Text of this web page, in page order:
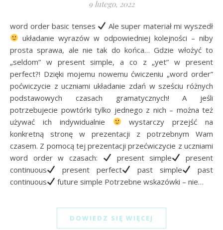
9 lutego, 2022
word order basic tenses
Ale super materiał mi wyszedł
układanie wyrazów w odpowiedniej kolejności – niby
prosta sprawa, ale nie tak do końca… Gdzie włożyć to
„seldom” w present simple, a co z „yet” w present
perfect?! Dzięki mojemu nowemu ćwiczeniu „word order”
poćwiczycie z uczniami układanie zdań w sześciu różnych
podstawowych czasach gramatycznych! A jeśli
potrzebujecie powtórki tylko jednego z nich – można też
używać ich indywidualnie
wystarczy przejść na
konkretną stronę w prezentacji z potrzebnym Wam
czasem. Z pomocą tej prezentacji przećwiczycie z uczniami
word order w czasach:
present simple
present
continuous
present perfect past simple
past
continuous
future simple Potrzebne wskazówki – nie…
DOWIEDZ SIĘ WIĘCEJ